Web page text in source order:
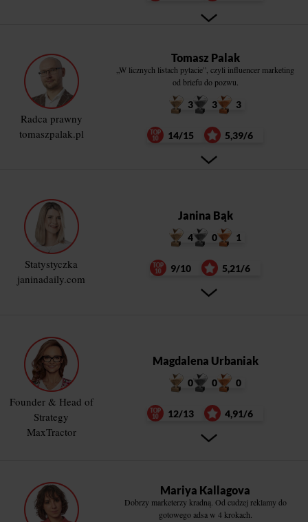
Radca prawny
tomaszpalak.pl
Tomasz Palak
„W licznych listach pytacie”, czyli influencer marketing
od briefu do pozwu.
3 3 3
14/15 5,39/6
Statystyczka
janinadaily.com
Janina Bąk
4 0 1
9/10 5,21/6
Founder & Head of
Strategy
MaxTractor
Magdalena Urbaniak
0 0 0
12/13 4,91/6
Mariya Kallagova
Dobrzy marketerzy kradną. Od cudzej reklamy do
gotowego adsa w 4 krokach.